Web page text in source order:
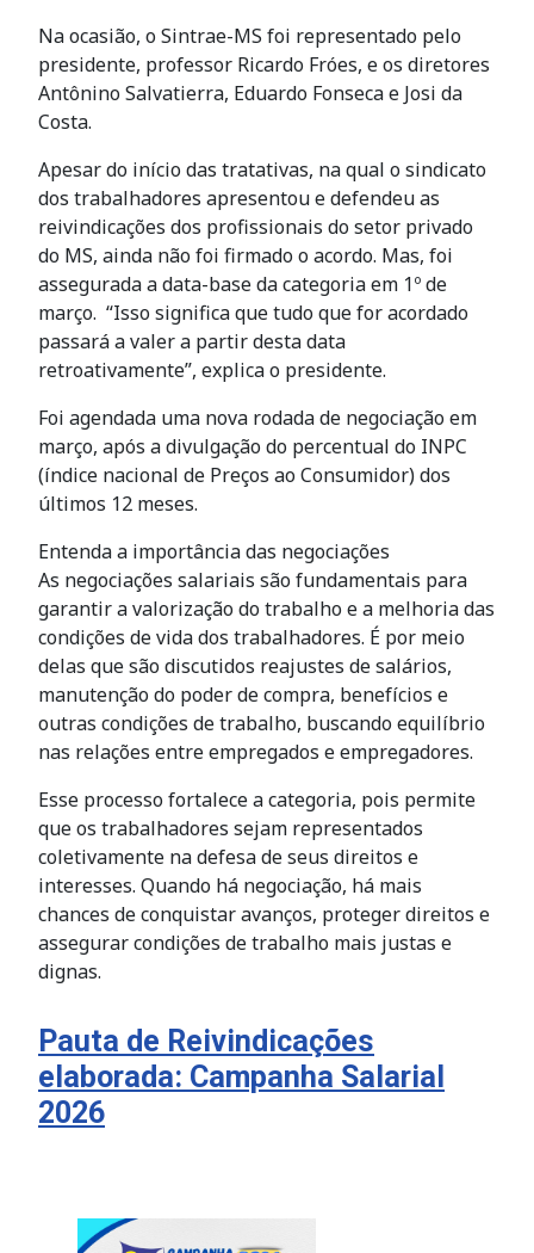
Na ocasião, o Sintrae-MS foi representado pelo
presidente, professor Ricardo Fróes, e os diretores
Antônino Salvatierra, Eduardo Fonseca e Josi da
Costa.
Apesar do início das tratativas, na qual o sindicato
dos trabalhadores apresentou e defendeu as
reivindicações dos profissionais do setor privado
do MS, ainda não foi firmado o acordo. Mas, foi
assegurada a data-base da categoria em 1º de
março. “Isso significa que tudo que for acordado
passará a valer a partir desta data
retroativamente”, explica o presidente.
Foi agendada uma nova rodada de negociação em
março, após a divulgação do percentual do INPC
(índice nacional de Preços ao Consumidor) dos
últimos 12 meses.
Entenda a importância das negociações
As negociações salariais são fundamentais para
garantir a valorização do trabalho e a melhoria das
condições de vida dos trabalhadores. É por meio
delas que são discutidos reajustes de salários,
manutenção do poder de compra, benefícios e
outras condições de trabalho, buscando equilíbrio
nas relações entre empregados e empregadores.
Esse processo fortalece a categoria, pois permite
que os trabalhadores sejam representados
coletivamente na defesa de seus direitos e
interesses. Quando há negociação, há mais
chances de conquistar avanços, proteger direitos e
assegurar condições de trabalho mais justas e
dignas.
Pauta de Reivindicações
elaborada: Campanha Salarial
2026